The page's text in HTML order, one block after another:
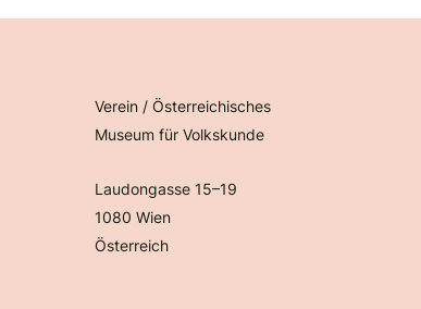
Verein / Österreichisches
Museum für Volkskunde
Laudongasse 15–19
1080 Wien
Österreich